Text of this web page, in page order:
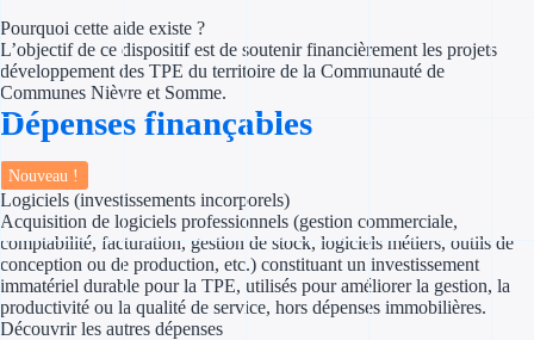
Aides
Solutions MAPi
Simulateur d'éligibilité
Trouvez des idées de
Pourquoi cette aide existe ?
L’objectif de ce dispositif est de soutenir financièrement les projets
développement des TPE du territoire de la Communauté de
Communes Nièvre et Somme.
Dépenses finançables
Nouveau !
Logiciels (investissements incorporels)
Acquisition de logiciels professionnels (gestion commerciale,
comptabilité, facturation, gestion de stock, logiciels métiers, outils de
conception ou de production, etc.) constituant un investissement
immatériel durable pour la TPE, utilisés pour améliorer la gestion, la
productivité ou la qualité de service, hors dépenses immobilières.
Découvrir les autres dépenses